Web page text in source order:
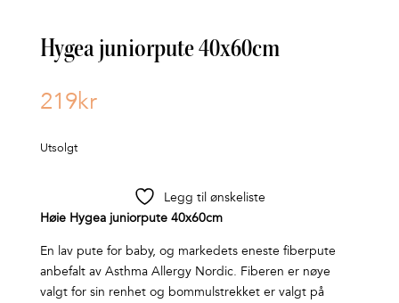
Hygea juniorpute 40x60cm
219kr
Utsolgt
Legg til ønskeliste
Høie Hygea juniorpute 40x60cm
En lav pute for baby, og markedets eneste fiberpute
anbefalt av Asthma Allergy Nordic. Fiberen er nøye
valgt for sin renhet og bommulstrekket er valgt på